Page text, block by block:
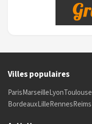
Villes populaires
ParisMarseilleLyonToulouse
BordeauxLilleRennesReims